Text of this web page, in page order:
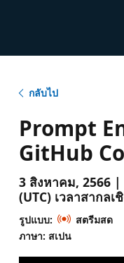
กลับไป
Prompt
GitHub
3 สิงหาคม, 2566 |
(UTC) เวลาสากลเ
รูปแบบ:
สตรีมสด
ภาษา: สเปน